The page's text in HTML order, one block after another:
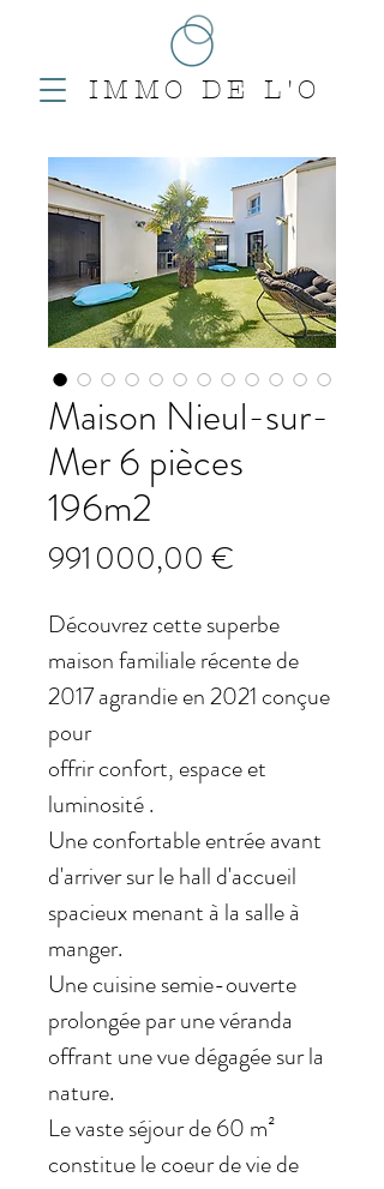
IMMO DE L'O
Maison Nieul-sur-
Mer 6 pièces
196m2
991 000,00 €
Découvrez cette superbe
maison familiale récente de
2017 agrandie en 2021 conçue
pour
offrir confort, espace et
luminosité .
Une confortable entrée avant
d'arriver sur le hall d'accueil
spacieux menant à la salle à
manger.
Une cuisine semie-ouverte
prolongée par une véranda
offrant une vue dégagée sur la
nature.
Le vaste séjour de 60 m²
constitue le coeur de vie de